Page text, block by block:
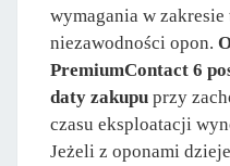
wymagania w
niezawodności opon.
PremiumContact 6
daty zakupu przy
czasu eksploatacji
Jeżeli z oponami